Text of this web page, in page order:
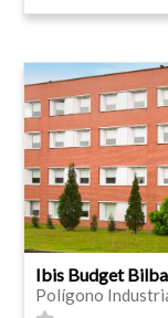
Ibis Budget
Polígono